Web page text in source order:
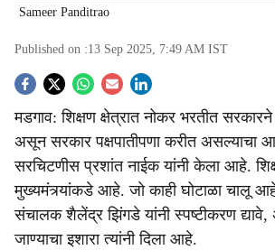
Sameer Panditrao
Published on :13 Sep 2025, 7:49 AM IST
S
o
c
i
a
मडगाव: शिक्षण क्षेत्रात नोकर भरतीत
असून सरकार पक्षपातीपणा करीत असल्याचा
सरचिटणीस प्रशांत नाईक यांनी केला आहे.
मुख्यमंत्र्यांकडे आहे. जो काही घोटाळा चालू आहे
संचालक शैलेंद्र झिंगडे यांनी स्पष्टीकरण द्यावे,
जाण्याचा इशारा त्यांनी दिला आहे.